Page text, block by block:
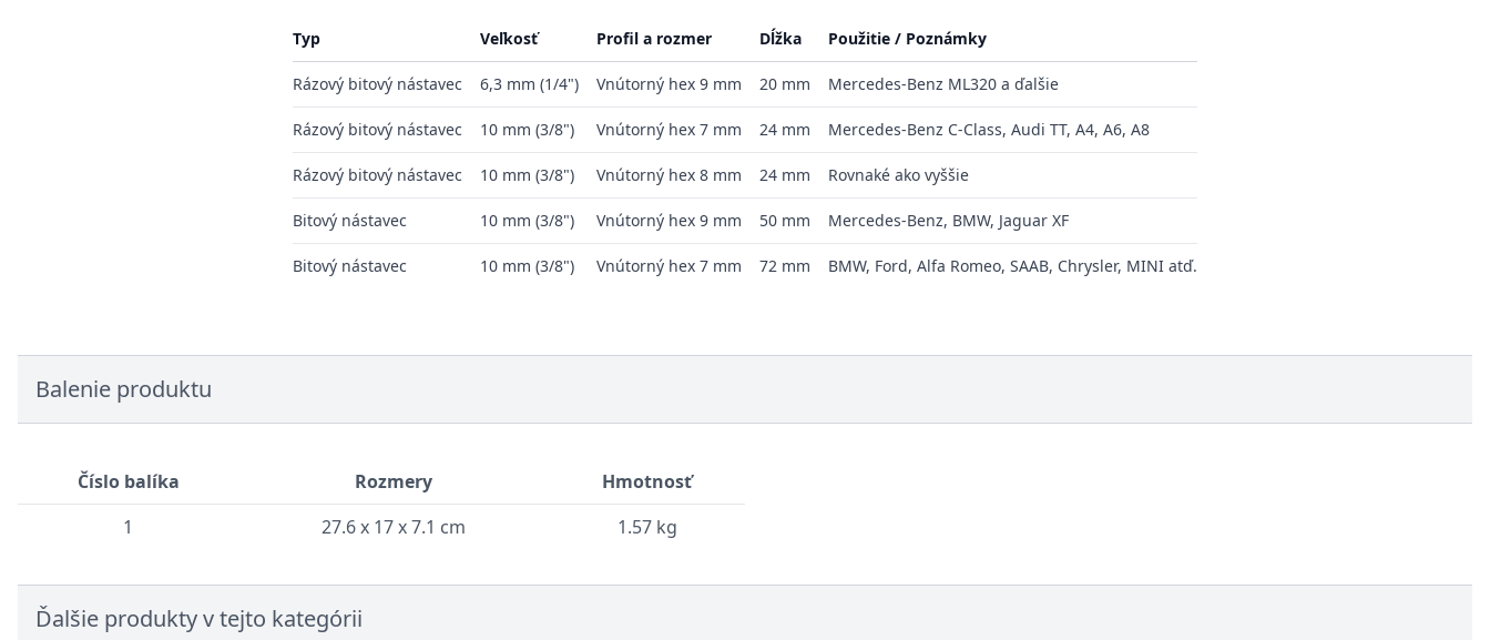
Typ Veľkosť Profil a rozmer Dĺžka Použitie / Poznámky
Rázový bitový nástavec 6,3 mm (1/4") Vnútorný hex 9 mm 20 mm Mercedes-Benz ML320 a ďalšie
Rázový bitový nástavec 10 mm (3/8") Vnútorný hex 7 mm 24 mm Mercedes-Benz C-Class, Audi TT, A4, A6, A8
Rázový bitový nástavec 10 mm (3/8") Vnútorný hex 8 mm 24 mm Rovnaké ako vyššie
Bitový nástavec 10 mm (3/8") Vnútorný hex 9 mm 50 mm Mercedes-Benz, BMW, Jaguar XF
Bitový nástavec 10 mm (3/8") Vnútorný hex 7 mm 72 mm BMW, Ford, Alfa Romeo, SAAB, Chrysler, MINI atď.
Balenie produktu
Číslo balíka Rozmery
Hmotnosť
1
27.6 x 17 x 7.1 cm 1.57 kg
Ďalšie produkty v tejto kategórii